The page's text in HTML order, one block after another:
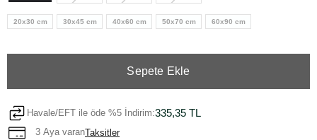
20x30 cm 30x45 cm 40x60 cm 50x70 cm 60x90 cm
Sepete Ekle
Havale/EFT ile öde %5 İndirim:335,35 TL
3 Aya varanTaksitler